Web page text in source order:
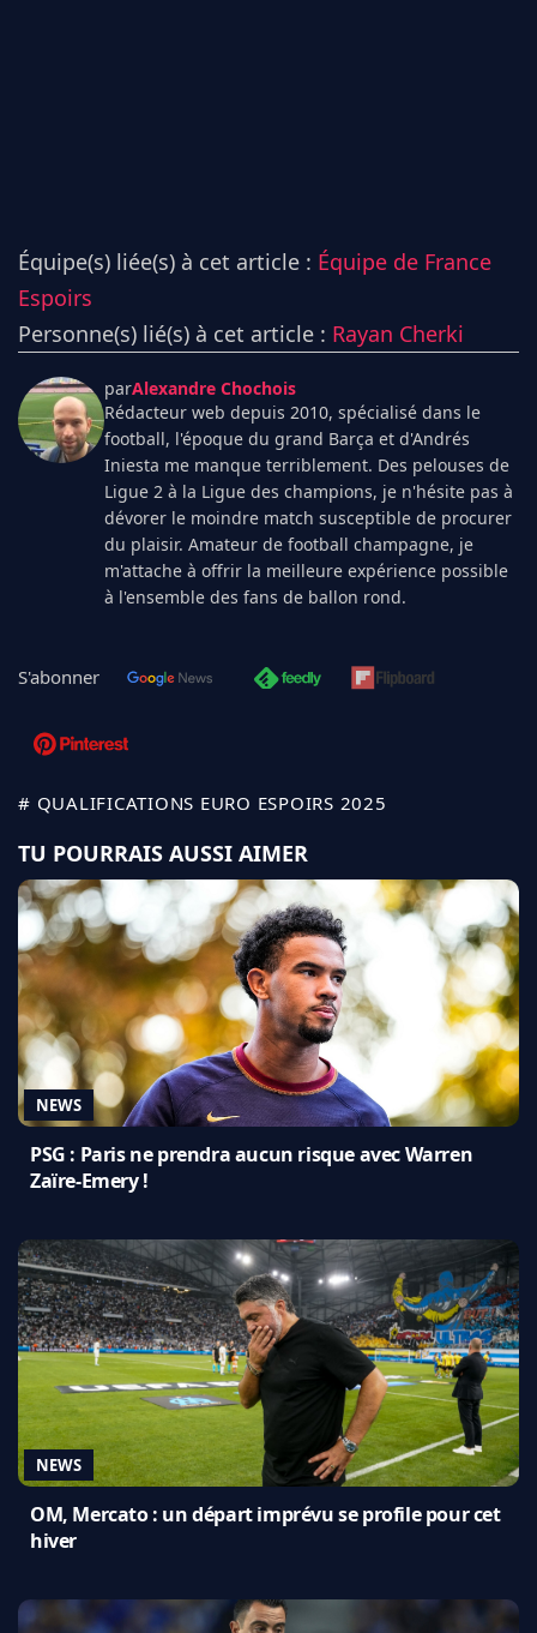
Équipe(s) liée(s) à cet article : Équipe de France
Espoirs
Personne(s) lié(s) à cet article : Rayan Cherki
parAlexandre Chochois
Rédacteur web depuis 2010, spécialisé dans le
football, l'époque du grand Barça et d'Andrés
Iniesta me manque terriblement. Des pelouses de
Ligue 2 à la Ligue des champions, je n'hésite pas à
dévorer le moindre match susceptible de procurer
du plaisir. Amateur de football champagne, je
m'attache à offrir la meilleure expérience possible
à l'ensemble des fans de ballon rond.
S'abonner
# QUALIFICATIONS EURO ESPOIRS 2025
TU POURRAIS AUSSI AIMER
NEWS
PSG : Paris ne prendra aucun risque avec Warren
Zaïre-Emery !
NEWS
OM, Mercato : un départ imprévu se profile pour cet
hiver